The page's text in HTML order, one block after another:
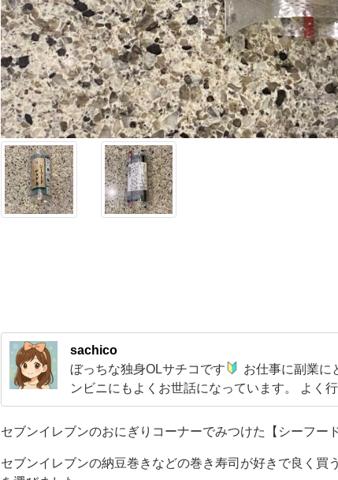
ナ
ー
で
み
つ
け
フ
ー
ド
サ
sachico
ぼっちな独身OLサチコです
お仕事に副業に
ンビニにもよくお世話になっています。 よく
ーマートがメインです。 ついいつも同じもの
たい！！！
セブンイレブンのおにぎりコーナーでみつけた【シーフー
セブンイレブンの納豆巻きなどの巻き寿司が好きで良く買